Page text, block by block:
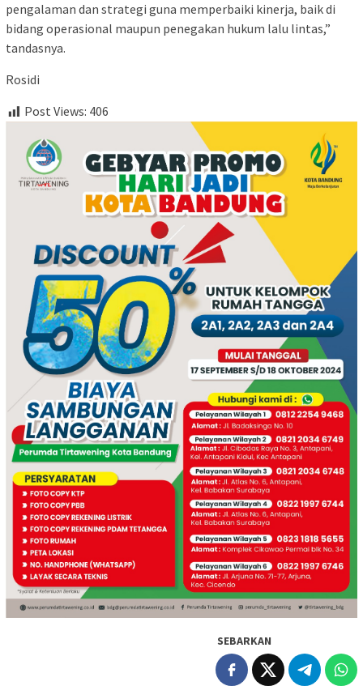
pengalaman dan strategi guna memperbaiki kinerja, baik di
bidang operasional maupun penegakan hukum lalu lintas,”
tandasnya.
Rosidi
Post Views: 406
SEBARKAN